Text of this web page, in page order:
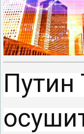
Путин